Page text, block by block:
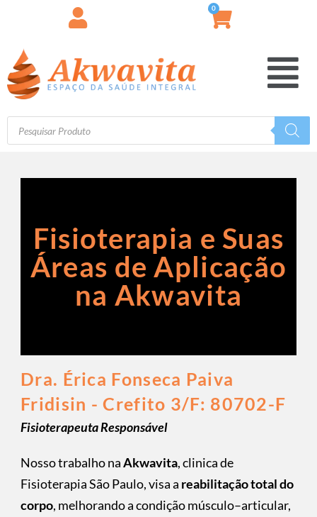
0
Fisioterapia e Suas
Áreas de Aplicação
na Akwavita
Dra. Érica Fonseca Paiva
Fridisin - Crefito 3/F: 80702-F
Fisioterapeuta Responsável
Nosso trabalho naAkwavita, clinica de
Fisioterapia São Paulo, visa a reabilitação total do
corpo, melhorando a condição músculo–articular,